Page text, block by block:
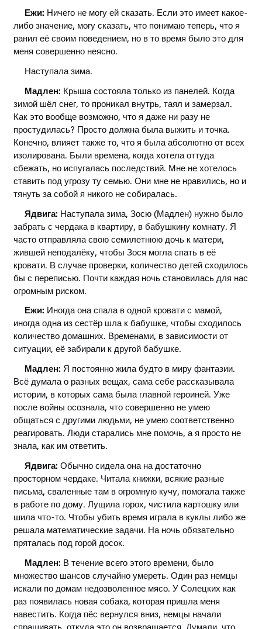
Ежи: Ничего не могу ей сказать. Если это имеет какое-
либо значение, могу сказать, что понимаю теперь, что я
ранил её своим поведением, но в то время было это для
меня совершенно неясно.
Наступала зима.
Мадлен: Крыша состояла только из панелей. Когда
зимой шёл снег, то проникал внутрь, таял и замерзал.
Как это вообще возможно, что я даже ни разу не
простудилась? Просто должна была выжить и точка.
Конечно, влияет также то, что я была абсолютно от всех
изолирована. Были времена, когда хотела оттуда
сбежать, но испугалась последствий. Мне не хотелось
ставить под угрозу ту семью. Они мне не нравились, но и
тянуть за собой я никого не собиралась.
Ядвига: Наступала зима, Зосю (Мадлен) нужно было
забрать с чердака в квартиру, в бабушкину комнату. Я
часто отправляла свою семилетнюю дочь к матери,
жившей неподалёку, чтобы Зося могла спать в её
кровати. В случае проверки, количество детей сходилось
бы с переписью. Почти каждая ночь становилась для нас
огромным риском.
Ежи: Иногда она спала в одной кровати с мамой,
иногда одна из сестёр шла к бабушке, чтобы сходилось
количество домашних. Временами, в зависимости от
ситуации, её забирали к другой бабушке.
Мадлен: Я постоянно жила будто в миру фантазии.
Всё думала о разных вещах, сама себе рассказывала
истории, в которых сама была главной героиней. Уже
после войны осознала, что совершенно не умею
общаться с другими людьми, не умею соответственно
реагировать. Люди старались мне помочь, а я просто не
знала, как им ответить.
Ядвига: Обычно сидела она на достаточно
просторном чердаке. Читала книжки, всякие разные
письма, сваленные там в огромную кучу, помогала также
в работе по дому. Лущила горох, чистила картошку или
шила что-то. Чтобы убить время играла в куклы либо же
решала математические задачи. На ночь обязательно
пряталась под горой досок.
Мадлен: В течение всего этого времени, было
множество шансов случайно умереть. Один раз немцы
искали по домам недозволенное мясо. У Солецких как
раз появилась новая собака, которая пришла меня
навестить. Когда пёс вернулся вниз, немцы начали
спрашивать, откуда это он возвращается. Думали, что,